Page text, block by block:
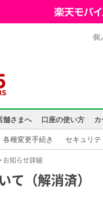
個
舗さまへ 口座の使い方 カ
各種変更手続き セキュリテ
お知らせ詳細
て（解消済）